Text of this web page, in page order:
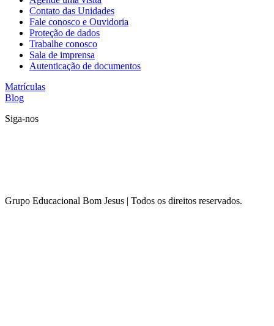
Contato das Unidades
Fale conosco e Ouvidoria
Proteção de dados
Trabalhe conosco
Sala de imprensa
Autenticação de documentos
Matrículas
Blog
Siga-nos
Grupo Educacional Bom Jesus | Todos os direitos reservados.